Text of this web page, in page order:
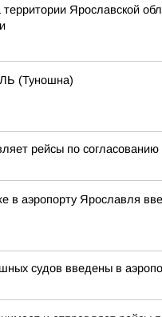
Ярославской
(Туношна)
рейсы по
в аэропорту Ярославля
судов введены в